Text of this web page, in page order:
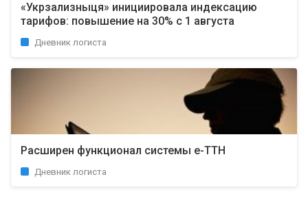
«Укрзализныця» инициировала индексацию
тарифов: повышение на 30% с 1 августа
Дневник логиста
Расширен функционал системы е-ТТН
Дневник логиста